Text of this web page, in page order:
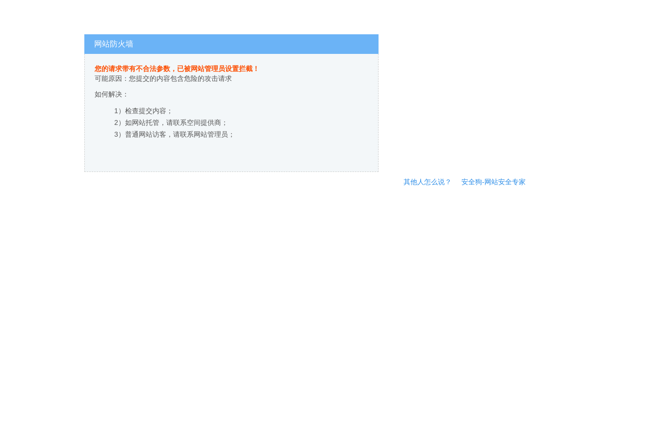
网站防火墙
您的请求带有不合法参数，已被网站管理员设置拦截！
可能原因：您提交的内容包含危险的攻击请求
如何解决：
1）检查提交内容；
2）如网站托管，请联系空间提供商；
3）普通网站访客，请联系网站管理员；
其他人怎么说？ 安全狗-网站安全专家